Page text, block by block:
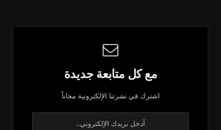
مع كل متابعة جديدة
اشترك في نشرتنا الإلكترونية مجاناً